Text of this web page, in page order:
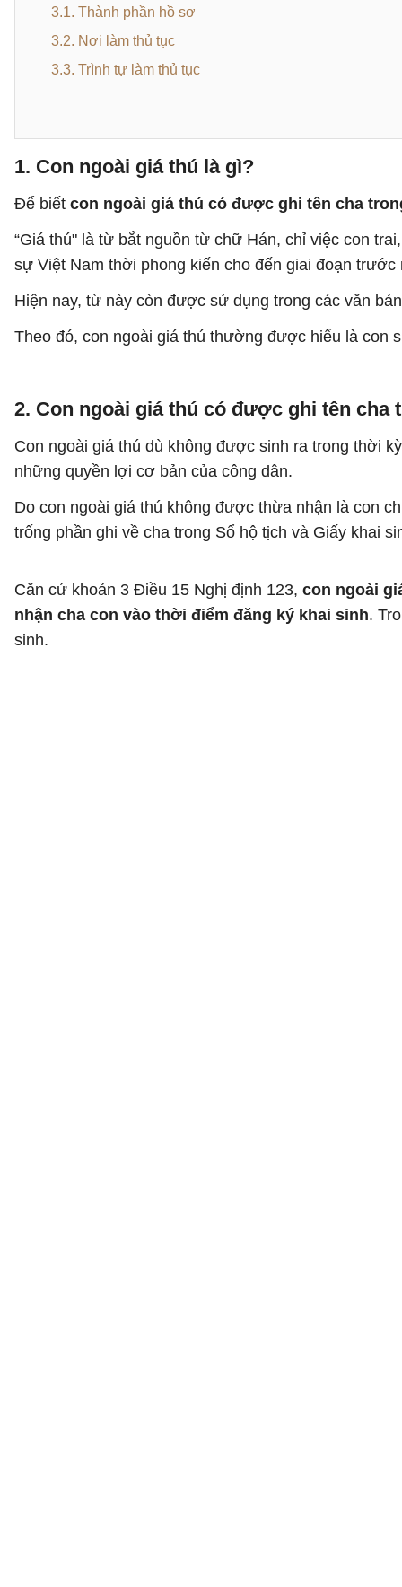
3.1. Thành phần hồ sơ
3.2. Nơi làm thủ tục
3.3. Trình tự làm thủ tục
1. Con ngoài giá thú là gì?
Để biết con ngoài giá thú có được ghi tên cha
“Giá thú" là từ bắt nguồn từ chữ Hán, chỉ việc con
sự Việt Nam thời phong kiến cho đến giai đoạn
Hiện nay, từ này còn được sử dụng trong các văn
Theo đó, con ngoài giá thú thường được hiểu là con
2. Con ngoài giá thú có được ghi tên cha
Con ngoài giá thú dù không được sinh ra trong thời
những quyền lợi cơ bản của công dân.
Do con ngoài giá thú không được thừa nhận là con
trống phần ghi về cha trong Sổ hộ tịch và Giấy khai
Căn cứ khoản 3 Điều 15 Nghị định 123, con ngoài
nhận cha con vào thời điểm đăng ký khai sinh.
sinh.